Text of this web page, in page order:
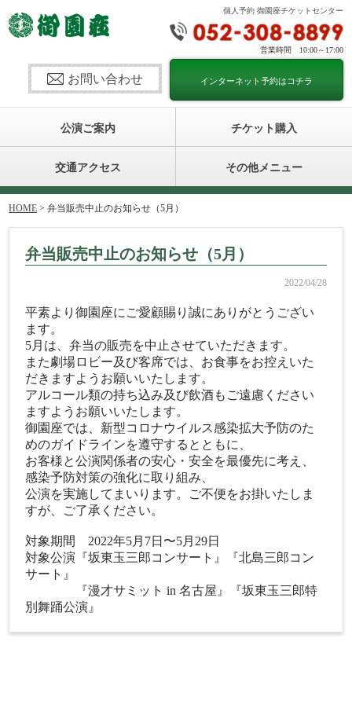
個人予約 御園座チケットセンター
営業時間 10:00～17:00
インターネット予約はコチラ
お問い合わせ
公演ご案内 チケット購入
交通アクセス その他メニュー
HOME > 弁当販売中止のお知らせ（5月）
弁当販売中止のお知らせ（5月）
2022/04/28
平素より御園座にご愛顧賜り誠にありがとうござい
ます。
5月は、弁当の販売を中止させていただきます。
また劇場ロビー及び客席では、お食事をお控えいた
だきますようお願いいたします。
アルコール類の持ち込み及び飲酒もご遠慮ください
ますようお願いいたします。
御園座では、新型コロナウイルス感染拡大予防のた
めのガイドラインを遵守するとともに、
お客様と公演関係者の安心・安全を最優先に考え、
感染予防対策の強化に取り組み、
公演を実施してまいります。ご不便をお掛いたしま
すが、ご了承ください。
対象期間 2022年5月7日〜5月29日
対象公演『坂東玉三郎コンサート』『北島三郎コン
サート』
『漫才サミット in 名古屋』『坂東玉三郎特
別舞踊公演』